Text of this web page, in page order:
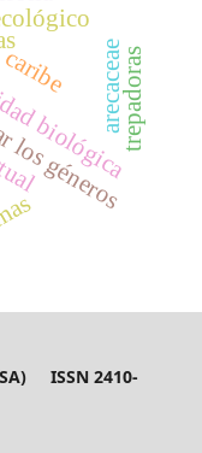
géneros
caribebiológica
arecaceaetrepadoras
ISSN 2410-